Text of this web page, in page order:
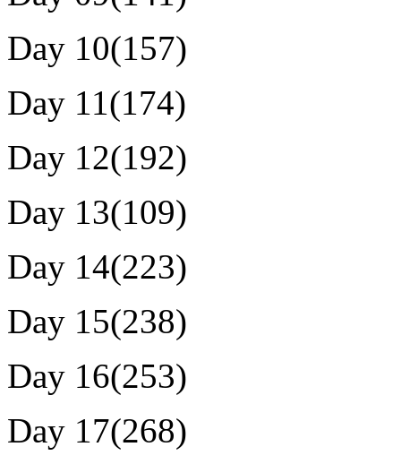
Day 10(157)
Day 11(174)
Day 12(192)
Day 13(109)
Day 14(223)
Day 15(238)
Day 16(253)
Day 17(268)